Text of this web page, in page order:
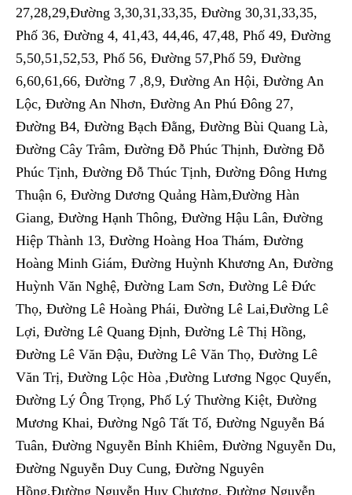
27,28,29,Đường 3,30,31,33,35, Đường 30,31,33,35,
Phố 36, Đường 4, 41,43, 44,46, 47,48, Phố 49, Đường
5,50,51,52,53, Phố 56, Đường 57,Phố 59, Đường
6,60,61,66, Đường 7 ,8,9, Đường An Hội, Đường An
Lộc, Đường An Nhơn, Đường An Phú Đông 27,
Đường B4, Đường Bạch Đằng, Đường Bùi Quang Là,
Đường Cây Trâm, Đường Đỗ Phúc Thịnh, Đường Đỗ
Phúc Tịnh, Đường Đỗ Thúc Tịnh, Đường Đông Hưng
Thuận 6, Đường Dương Quảng Hàm,Đường Hàn
Giang, Đường Hạnh Thông, Đường Hậu Lân, Đường
Hiệp Thành 13, Đường Hoàng Hoa Thám, Đường
Hoàng Minh Giám, Đường Huỳnh Khương An, Đường
Huỳnh Văn Nghệ, Đường Lam Sơn, Đường Lê Đức
Thọ, Đường Lê Hoàng Phái, Đường Lê Lai,Đường Lê
Lợi, Đường Lê Quang Định, Đường Lê Thị Hồng,
Đường Lê Văn Đậu, Đường Lê Văn Thọ, Đường Lê
Văn Trị, Đường Lộc Hòa ,Đường Lương Ngọc Quyến,
Đường Lý Ông Trọng, Phố Lý Thường Kiệt, Đường
Mương Khai, Đường Ngô Tất Tố, Đường Nguyễn Bá
Tuân, Đường Nguyễn Bỉnh Khiêm, Đường Nguyễn Du,
Đường Nguyễn Duy Cung, Đường Nguyên
Hồng,Đường Nguyễn Huy Chương, Đường Nguyễn